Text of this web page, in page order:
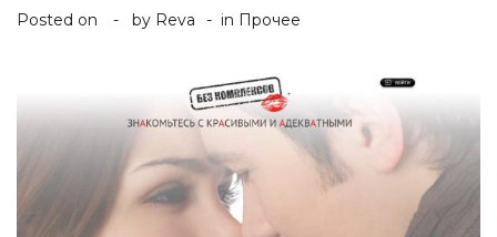
Posted on by Reva in Прочее